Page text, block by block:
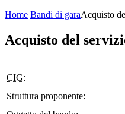
Home Bandi di garaAcquisto
Acquisto del
CIG:
Struttura proponente: